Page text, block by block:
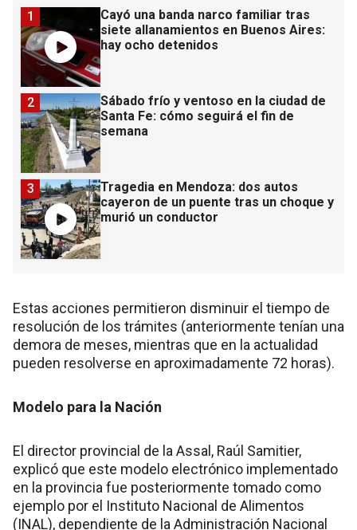
Cayó una banda narco familiar tras
siete allanamientos en Buenos Aires:
hay ocho detenidos
1
Sábado frío y ventoso en la ciudad de
Santa Fe: cómo seguirá el fin de
semana
2
Tragedia en Mendoza: dos autos
cayeron de un puente tras un choque y
murió un conductor
3
Estas acciones permitieron disminuir el tiempo de
resolución de los trámites (anteriormente tenían una
demora de meses, mientras que en la actualidad
pueden resolverse en aproximadamente 72 horas).
Modelo para la Nación
El director provincial de la Assal, Raúl Samitier,
explicó que este modelo electrónico implementado
en la provincia fue posteriormente tomado como
ejemplo por el Instituto Nacional de Alimentos
(INAL), dependiente de la Administración Nacional